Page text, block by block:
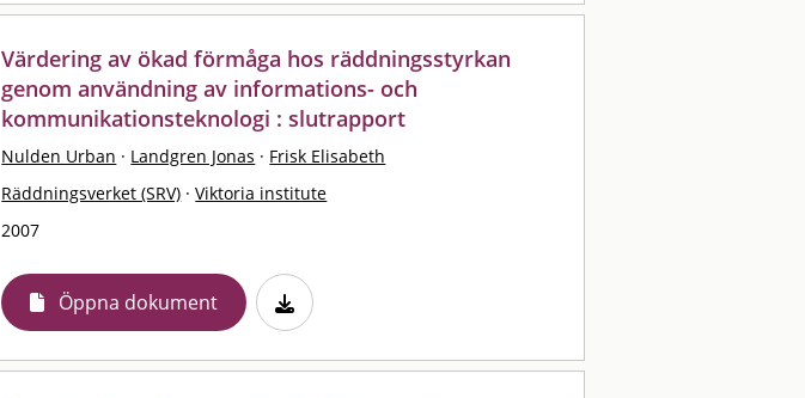
Värdering av ökad förmåga hos räddningsstyrkan
genom användning av informations- och
kommunikationsteknologi : slutrapport
Nulden Urban · Landgren Jonas · Frisk Elisabeth
Räddningsverket (SRV) · Viktoria institute
2007
Öppna dokument